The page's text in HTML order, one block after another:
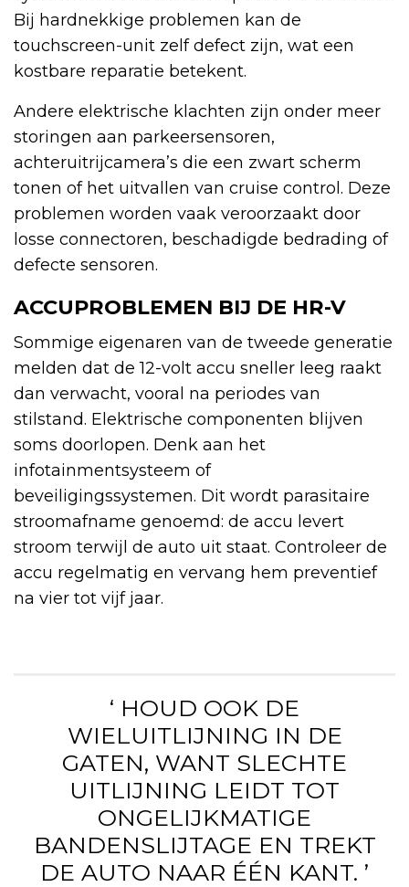
Bij hardnekkige problemen kan de
touchscreen-unit zelf defect zijn, wat een
kostbare reparatie betekent.
Andere elektrische klachten zijn onder meer
storingen aan parkeersensoren,
achteruitrijcamera’s die een zwart scherm
tonen of het uitvallen van cruise control. Deze
problemen worden vaak veroorzaakt door
losse connectoren, beschadigde bedrading of
defecte sensoren.
ACCUPROBLEMEN BIJ DE HR-V
Sommige eigenaren van de tweede generatie
melden dat de 12-volt accu sneller leeg raakt
dan verwacht, vooral na periodes van
stilstand. Elektrische componenten blijven
soms doorlopen. Denk aan het
infotainmentsysteem of
beveiligingssystemen. Dit wordt parasitaire
stroomafname genoemd: de accu levert
stroom terwijl de auto uit staat. Controleer de
accu regelmatig en vervang hem preventief
na vier tot vijf jaar.
‘ HOUD OOK DE
WIELUITLIJNING IN DE
GATEN, WANT SLECHTE
UITLIJNING LEIDT TOT
ONGELIJKMATIGE
BANDENSLIJTAGE EN TREKT
DE AUTO NAAR ÉÉN KANT. ’